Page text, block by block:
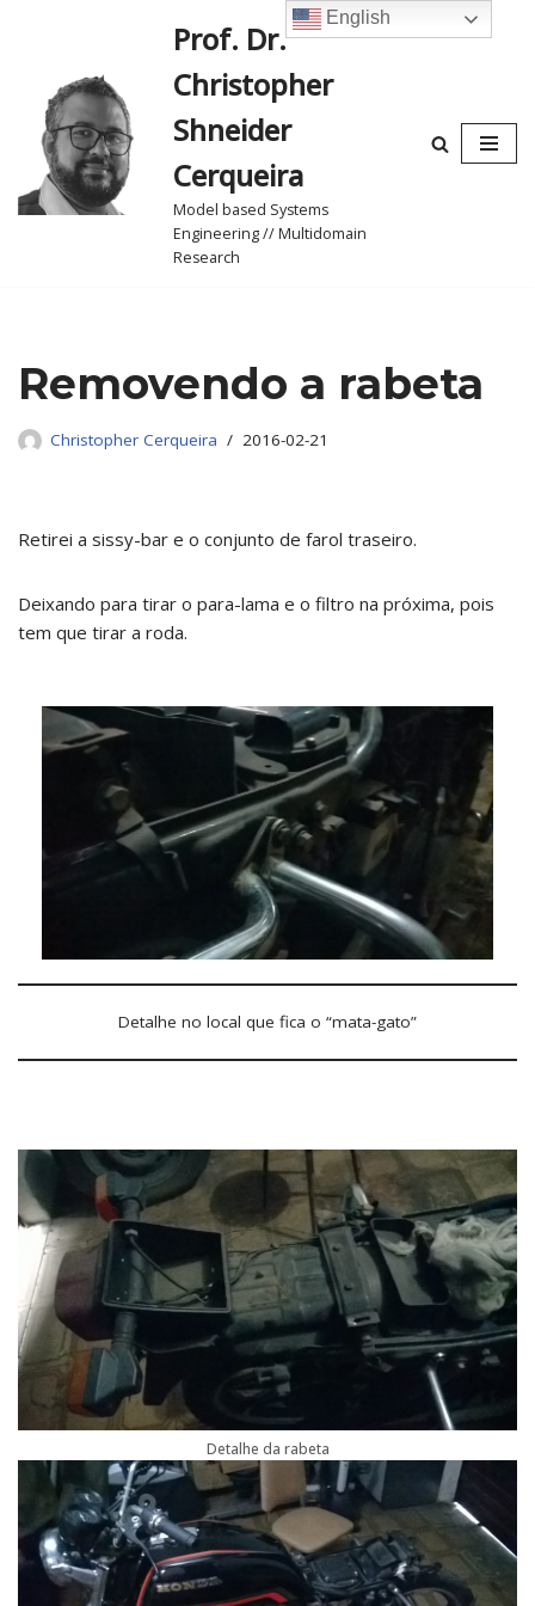
content
Prof. Dr.
Christopher
Shneider
Cerqueira
Model based Systems
Engineering // Multidomain
Research
Removendo a rabeta
Christopher Cerqueira 2016-02-21
Retirei a sissy-bar e o conjunto de farol traseiro.
Deixando para tirar o para-lama e o filtro na próxima, pois
tem que tirar a roda.
Detalhe no local que fica o “mata-gato”
Detalhe da rabeta
English